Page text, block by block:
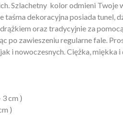
Szlachetny kolor odmieni Twoje
taśma dekoracyjna posiada tunel,
oraz tradycyjnie za
po zawieszeniu regularne fale.
i nowoczesnych. Ciężka, miękka
cm )
)